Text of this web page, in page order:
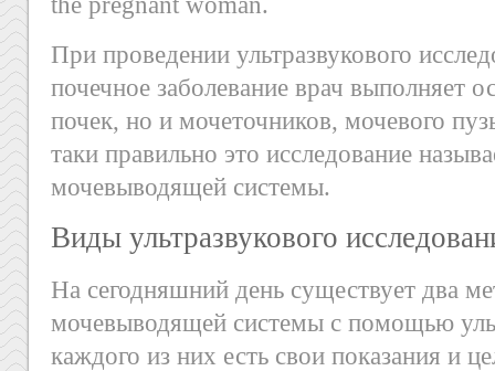
При проведении ультразвукового
почечное заболевание врач выполняет
почек, но и мочеточников, мочевого
таки правильно это исследование
мочевыводящей системы.
Виды ультразвукового
На сегодняшний день существует два
мочевыводящей системы с помощью
каждого из них есть свои показания и